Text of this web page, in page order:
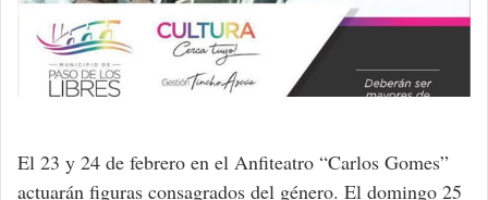
El 23 y 24 de febrero en el Anfiteatro “Carlos Gomes”
actuarán figuras consagrados del género. El domingo 25